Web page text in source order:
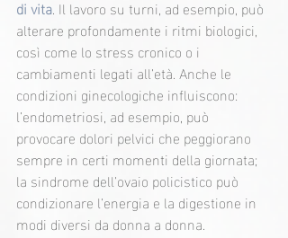
di vita. Il lavoro su turni, ad esempio, può
alterare profondamente i ritmi biologici,
così come lo stress cronico o i
cambiamenti legati all’età. Anche le
condizioni ginecologiche influiscono:
l’endometriosi, ad esempio, può
provocare dolori pelvici che peggiorano
sempre in certi momenti della giornata;
la sindrome dell’ovaio policistico può
condizionare l’energia e la digestione in
modi diversi da donna a donna.